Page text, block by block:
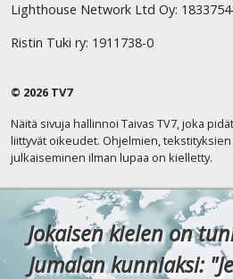
Lighthouse Network Ltd Oy:
Ristin Tuki ry: 1911738-0
© 2026 TV7
Näitä sivuja hallinnoi Taivas TV7, joka
liittyvät oikeudet. Ohjelmien,
julkaiseminen ilman lupaa on kielletty.
Jokaisen kielen on
Jumalan kunniaksi: